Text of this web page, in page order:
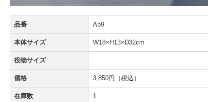
求人募集
品番 Ab9
本体サイズ W18×H13×D32cm
役物サイズ
価格 3,850円（税込）
在庫数 1